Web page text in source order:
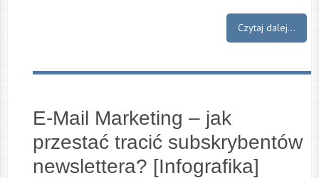
Czytaj dalej...
E-Mail Marketing – jak
przestać tracić subskrybentów
newslettera? [Infografika]